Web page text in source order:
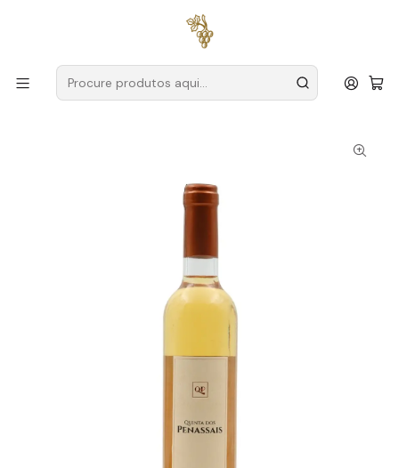
para encomendas a partir de
Produtores Dão
Quinta dos Penassais
Quinta dos Penassais Colheita Tardia 2016 Dão Branco 50cl